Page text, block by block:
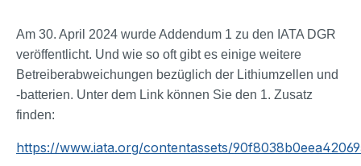
Am 30. April 2024 wurde Addendum 1 zu den IATA DGR
veröffentlicht. Und wie so oft gibt es einige weitere
Betreiberabweichungen bezüglich der Lithiumzellen und
-batterien. Unter dem Link können Sie den 1. Zusatz
finden:
https://www.iata.org/contentassets/